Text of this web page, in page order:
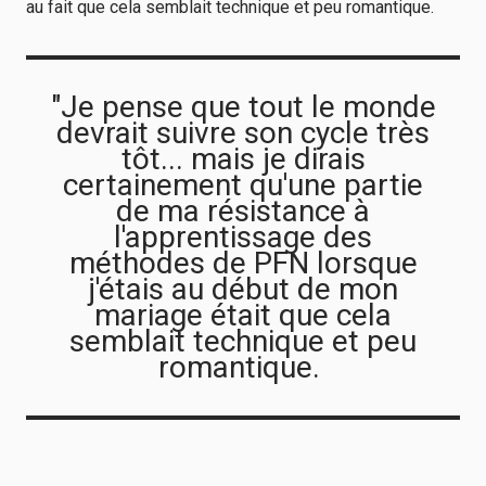
au fait que cela semblait technique et peu romantique.
"Je pense que tout le monde
devrait suivre son cycle très
tôt... mais je dirais
certainement qu'une partie
de ma résistance à
l'apprentissage des
méthodes de PFN lorsque
j'étais au début de mon
mariage était que cela
semblait technique et peu
romantique.